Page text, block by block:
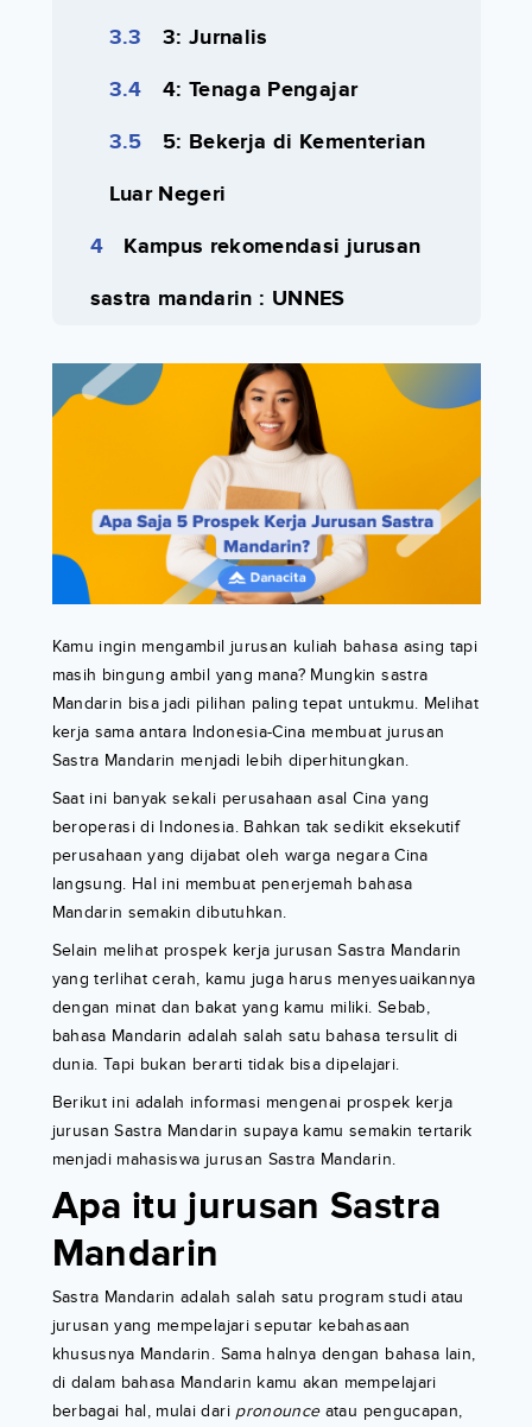
3: Jurnalis
4: Tenaga Pengajar
5: Bekerja di Kementerian
Luar Negeri
Kampus rekomendasi jurusan
sastra mandarin : UNNES
Kamu ingin mengambil jurusan kuliah bahasa asing tapi
masih bingung ambil yang mana? Mungkin sastra
Mandarin bisa jadi pilihan paling tepat untukmu. Melihat
kerja sama antara Indonesia-Cina membuat jurusan
Sastra Mandarin menjadi lebih diperhitungkan.
Saat ini banyak sekali perusahaan asal Cina yang
beroperasi di Indonesia. Bahkan tak sedikit eksekutif
perusahaan yang dijabat oleh warga negara Cina
langsung. Hal ini membuat penerjemah bahasa
Mandarin semakin dibutuhkan.
Selain melihat prospek kerja jurusan Sastra Mandarin
yang terlihat cerah, kamu juga harus menyesuaikannya
dengan minat dan bakat yang kamu miliki. Sebab,
bahasa Mandarin adalah salah satu bahasa tersulit di
dunia. Tapi bukan berarti tidak bisa dipelajari.
Berikut ini adalah informasi mengenai prospek kerja
jurusan Sastra Mandarin supaya kamu semakin tertarik
menjadi mahasiswa jurusan Sastra Mandarin.
Apa itu jurusan Sastra
Mandarin
Sastra Mandarin adalah salah satu program studi atau
jurusan yang mempelajari seputar kebahasaan
khususnya Mandarin. Sama halnya dengan bahasa lain,
di dalam bahasa Mandarin kamu akan mempelajari
berbagai hal, mulai dari pronounceatau pengucapan,